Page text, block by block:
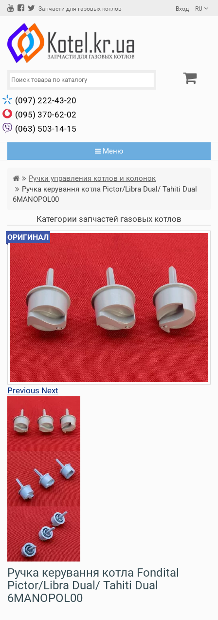
Запчасти для газовых котлов Вход RU
(097) 222-43-20
(095) 370-62-02
(063) 503-14-15
Меню
Ручки управления котлов и колонок
Ручка керування котла Pictor/Libra Dual/ Tahiti Dual
6MANOPOL00
Категории запчастей газовых котлов
ОРИГИНАЛ
Previous Next
Ручка керування котла Fondital
Pictor/Libra Dual/ Tahiti Dual
6MANOPOL00